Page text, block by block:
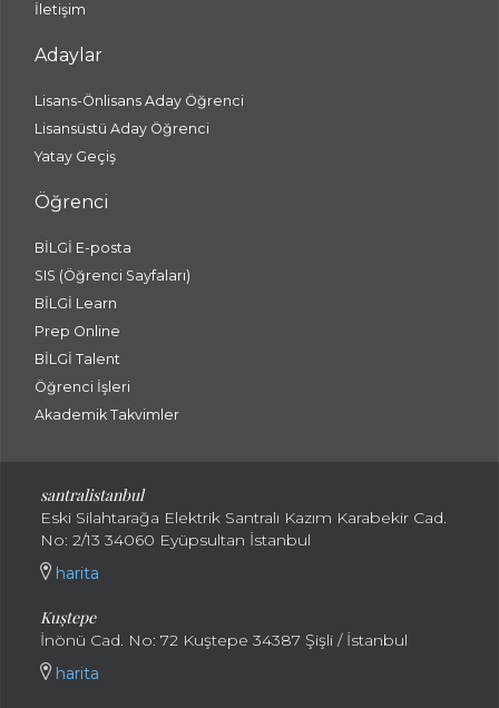
İletişim
Adaylar
Lisans-Önlisans Aday Öğrenci
Lisansüstü Aday Öğrenci
Yatay Geçiş
Öğrenci
BİLGİ E-posta
SIS (Öğrenci Sayfaları)
BİLGİ Learn
Prep Online
BİLGİ Talent
Öğrenci İşleri
Akademik Takvimler
santralistanbul
Eski Silahtarağa Elektrik Santralı Kazım Karabekir Cad.
No: 2/13 34060 Eyüpsultan İstanbul
harita
Kuştepe
İnönü Cad. No: 72 Kuştepe 34387 Şişli / İstanbul
harita